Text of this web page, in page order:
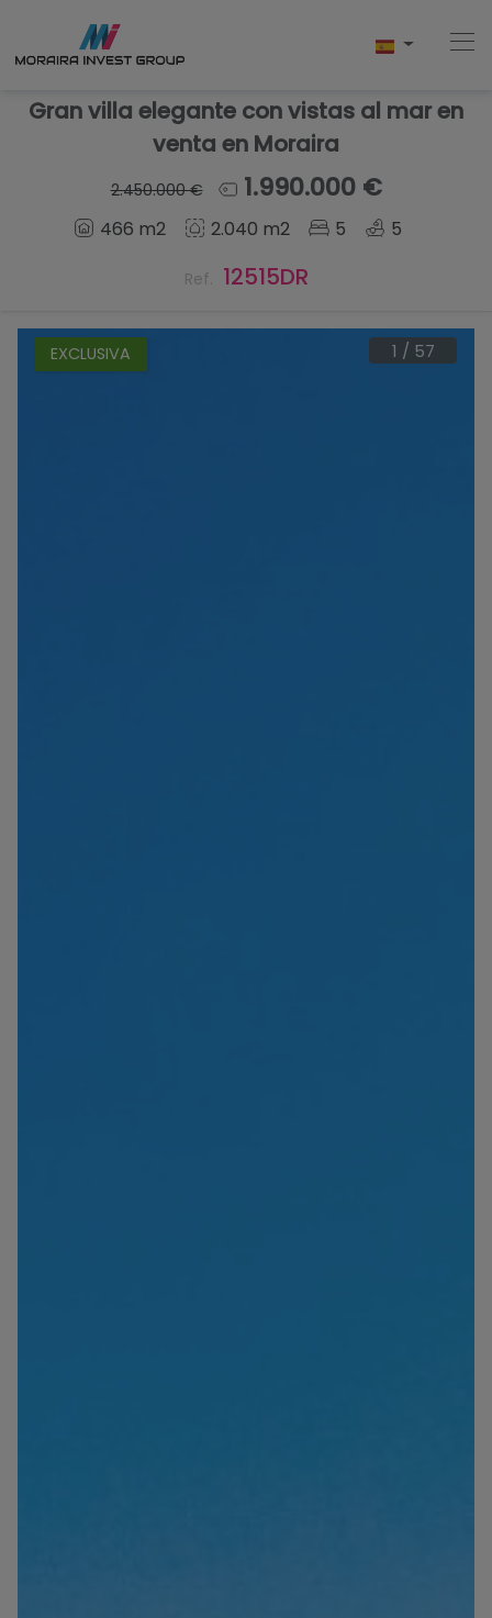
Comprar
Vender
Gran villa elegante con vistas al mar en
venta en Moraira
2.450.000 € 1.990.000 €
466 m2 2.040 m2 5 5
Ref. 12515DR
EXCLUSIVA 1 / 57